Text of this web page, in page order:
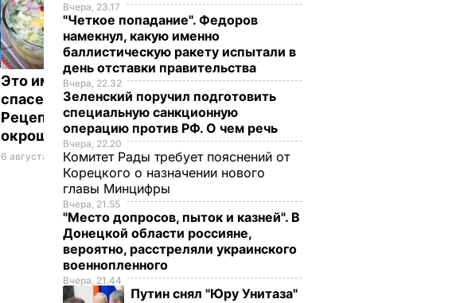
Это именно то, что
спасет в жару.
Рецепт вкуснейшей
окрошки
6 августа, 18.21БУЛЬВАР
"Хрустящие
снаружи и нежные
внутри". Самые
вкусные жареные
кабачки
6 августа, 18.09БУЛЬВАР
Вчера, 23.17
"Четкое попадание". Федоров
намекнул, какую именно
баллистическую ракету испытали в
день отставки правительства
Вчера, 22.32
Зеленский поручил подготовить
специальную санкционную
операцию против РФ. О чем речь
Вчера, 22.20
Комитет Рады требует пояснений от
Корецкого о назначении нового
главы Минцифры
Вчера, 21.55
"Место допросов, пыток и казней". В
Донецкой области россияне,
вероятно, расстреляли украинского
военнопленного
Вчера, 21.44
Путин снял "Юру Унитаза"